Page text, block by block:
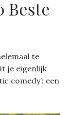
Beste
te
je eigenlijk
comedy’: een